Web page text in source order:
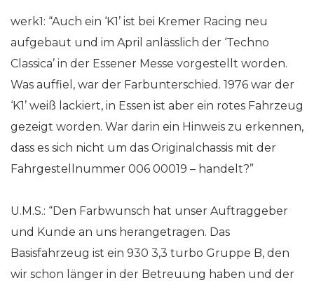
werk1: “Auch ein ‘K1’ ist bei Kremer Racing neu
aufgebaut und im April anlässlich der ‘Techno
Classica’ in der Essener Messe vorgestellt worden.
Was auffiel, war der Farbunterschied. 1976 war der
‘K1’ weiß lackiert, in Essen ist aber ein rotes Fahrzeug
gezeigt worden. War darin ein Hinweis zu erkennen,
dass es sich nicht um das Originalchassis mit der
Fahrgestellnummer 006 00019 – handelt?”
U.M.S.: “Den Farbwunsch hat unser Auftraggeber
und Kunde an uns herangetragen. Das
Basisfahrzeug ist ein 930 3,3 turbo Gruppe B, den
wir schon länger in der Betreuung haben und der